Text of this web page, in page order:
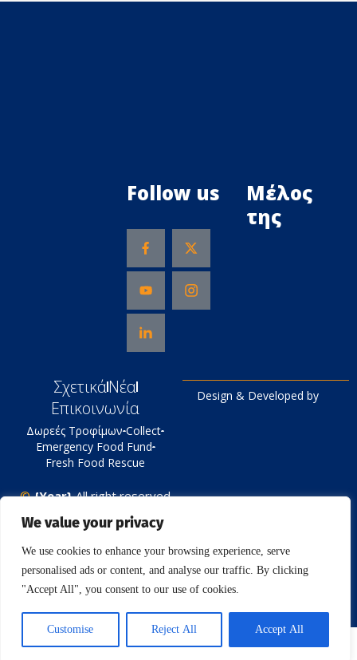
We value your privacy
We use cookies to enhance your browsing experience, serve
personalised ads or content, and analyse our traffic. By clicking
"Accept All", you consent to our use of cookies.
Customise Reject All Accept All
Follow us
Μέλος
της
ΣχετικάΝέα
Επικοινωνία
Δωρεές Τροφίμων Collect
Emergency Food Fund
Fresh Food Rescue
© {Year}All right reserved
Tράπεζα Τροφίμων
Πολιτική Απορρήτου
Design & Developed by